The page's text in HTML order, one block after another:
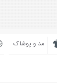
مد و پوشاک